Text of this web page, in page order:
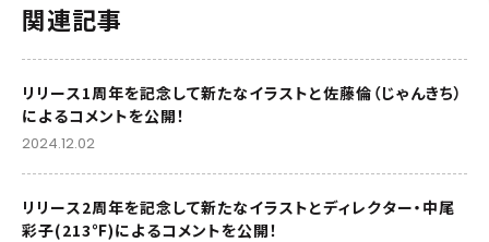
関連記事
リリース1周年を記念して新たなイラストと佐藤倫（じゃんきち）
によるコメントを公開！
2024.12.02
リリース2周年を記念して新たなイラストとディレクター・中尾
彩子(213℉)によるコメントを公開！